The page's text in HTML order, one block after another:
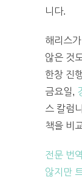
니다.
해리스
않은 것
한창 진
금요일,
스 칼럼
책을 비
전문 번
않지만